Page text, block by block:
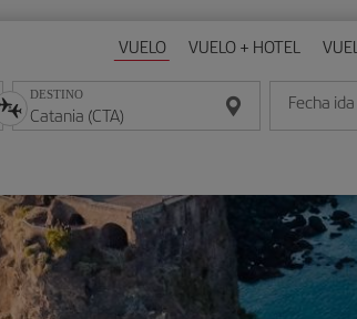
VUELO VUELO + HOTEL
DESTINO Fecha ida
Introduce la